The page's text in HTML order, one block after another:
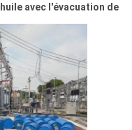
avec l'évacuation de